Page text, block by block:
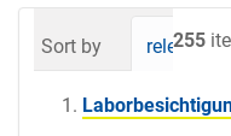
255
Sort by relevance